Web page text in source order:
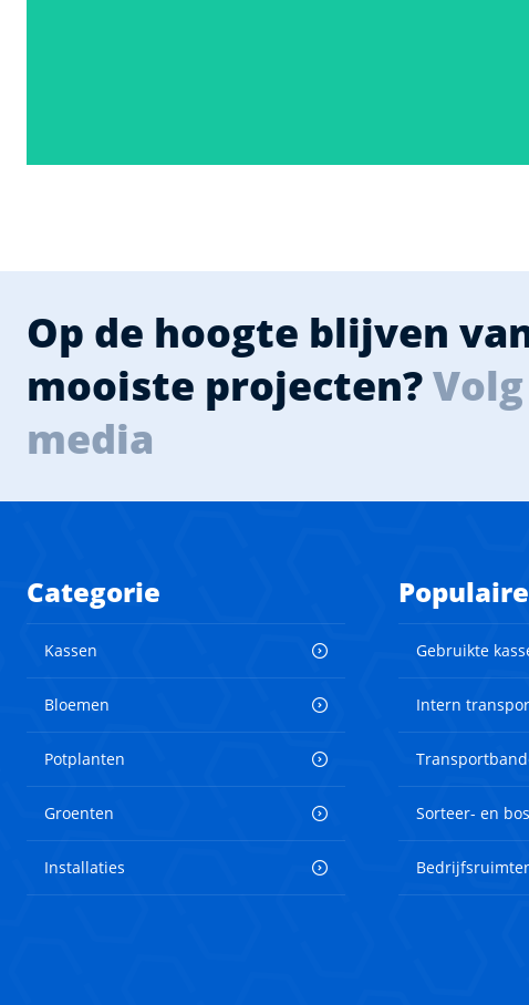
Op de hoogte blijven
mooiste projecten?
media
Categorie
Kassen
Bloemen
Potplanten
Groenten
Installaties
Gebruikte
Intern
Sorteer- en